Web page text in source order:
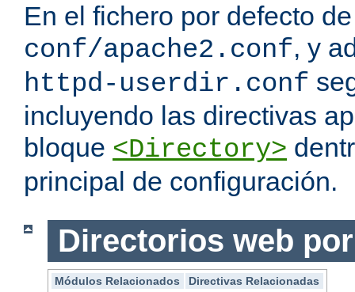
En el fichero por defecto
conf/apache2.conf, y
httpd-userdir.conf
incluyendo las directivas
bloque <Directory>
principal de configuración.
Directorios web
Módulos Relacionados
Directivas Relacionadas